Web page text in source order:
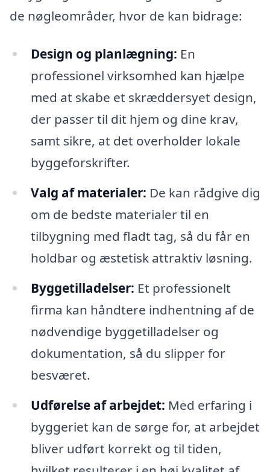
de nøgleområder, hvor de kan bidrage:
Design og planlægning: En
professionel virksomhed kan hjælpe
med at skabe et skræddersyet design,
der passer til dit hjem og dine krav,
samt sikre, at det overholder lokale
byggeforskrifter.
Valg af materialer: De kan rådgive dig
om de bedste materialer til en
tilbygning med fladt tag, så du får en
holdbar og æstetisk attraktiv løsning.
Byggetilladelser: Et professionelt
firma kan håndtere indhentning af de
nødvendige byggetilladelser og
dokumentation, så du slipper for
besværet.
Udførelse af arbejdet: Med erfaring i
byggeriet kan de sørge for, at arbejdet
bliver udført korrekt og til tiden,